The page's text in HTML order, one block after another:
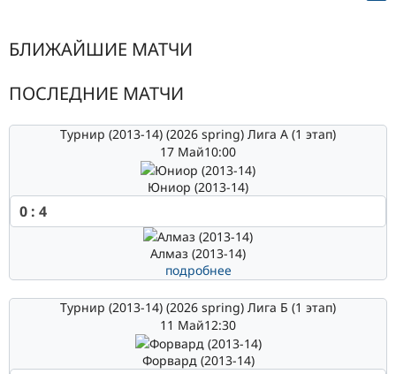
БЛИЖАЙШИЕ МАТЧИ
ПОСЛЕДНИЕ МАТЧИ
Турнир (2013-14) (2026 spring) Лига А (1 этап)
17 Май10:00
Юниор (2013-14)
0 : 4
Алмаз (2013-14)
подробнее
Турнир (2013-14) (2026 spring) Лига Б (1 этап)
11 Май12:30
Форвард (2013-14)